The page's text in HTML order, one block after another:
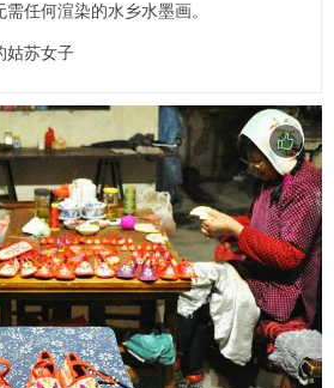
任何渲染的水乡水墨画。
姑苏女子